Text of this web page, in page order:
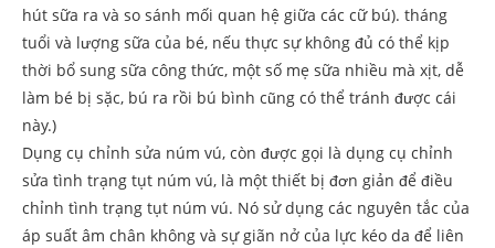
hút sữa ra và so sánh mối quan hệ giữa các cữ bú). tháng
tuổi và lượng sữa của bé, nếu thực sự không đủ có thể kịp
thời bổ sung sữa công thức, một số mẹ sữa nhiều mà xịt, dễ
làm bé bị sặc, bú ra rồi bú bình cũng có thể tránh được cái
này.)
Dụng cụ chỉnh sửa núm vú, còn được gọi là dụng cụ chỉnh
sửa tình trạng tụt núm vú, là một thiết bị đơn giản để điều
chỉnh tình trạng tụt núm vú. Nó sử dụng các nguyên tắc của
áp suất âm chân không và sự giãn nở của lực kéo da để liên